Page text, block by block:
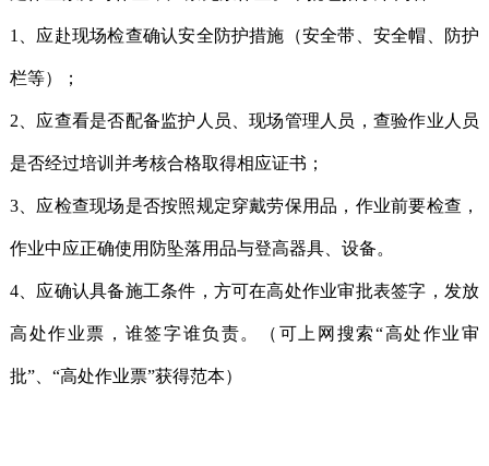
1、应赴现场检查确认安全防护措施（安全带、安全帽、防护
栏等）；
2、应查看是否配备监护人员、现场管理人员，查验作业人员
是否经过培训并考核合格取得相应证书；
3、应检查现场是否按照规定穿戴劳保用品，作业前要检查，
作业中应正确使用防坠落用品与登高器具、设备。
4、应确认具备施工条件，方可在高处作业审批表签字，发放
高处作业票，谁签字谁负责。（可上网搜索“高处作业审
批”、“高处作业票”获得范本）